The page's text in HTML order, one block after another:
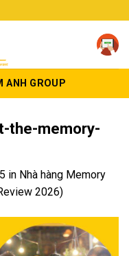
ANH GROUP
the-memory-
in Nhà hàng Memory
2026)